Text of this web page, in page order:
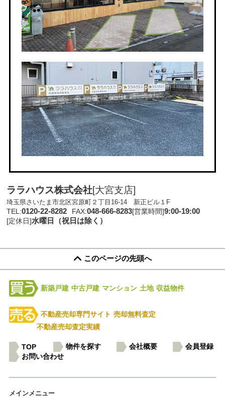
ララハウス株式会社[大宮支店]
埼玉県さいたま市北区宮原町２丁目16-14 新正ビル１F
TEL:0120-22-8282 FAX:048-666-8283[営業時間]9:00-19:00
[定休日]水曜日（祝日は除く）
このページの先頭へ
新築戸建 中古戸建 マンション 土地 収益物件
不動産売却専門サイト 売却無料査定
不動産売却査定実績
TOP 物件を探す 会社概要
会員登録
お問い合わせ
メインメニュー